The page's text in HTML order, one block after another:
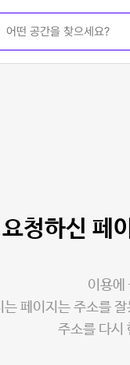
요청하신 페
이용에
는 페이지는 주소를
주소를 다시